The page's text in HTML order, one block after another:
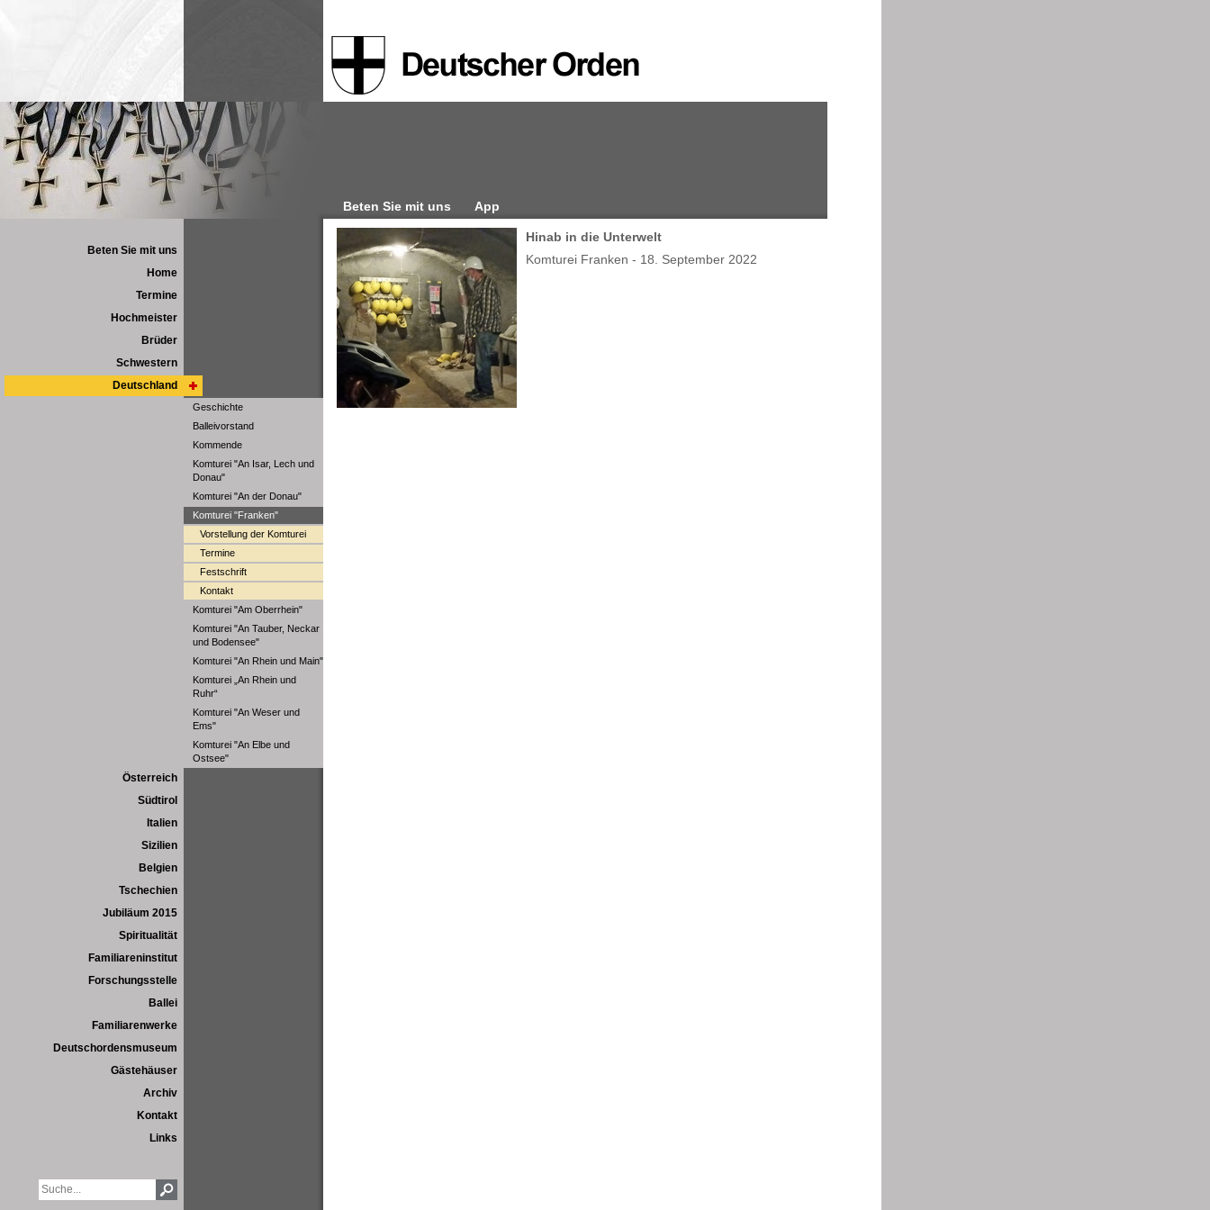
Beten Sie mit uns App
Beten Sie mit uns
Home
Termine
Hochmeister
Brüder
Schwestern
Deutschland
Geschichte
Balleivorstand
Kommende
Komturei "An Isar, Lech und
Donau"
Komturei "An der Donau"
Komturei "Franken"
Vorstellung der Komturei
Termine
Festschrift
Kontakt
Komturei "Am Oberrhein"
Komturei "An Tauber, Neckar
und Bodensee"
Komturei "An Rhein und Main"
Komturei „An Rhein und
Ruhr“
Komturei "An Weser und
Ems"
Komturei "An Elbe und
Ostsee"
Österreich
Südtirol
Italien
Sizilien
Belgien
Tschechien
Jubiläum 2015
Spiritualität
Familiareninstitut
Forschungsstelle
Ballei
Familiarenwerke
Deutschordensmuseum
Gästehäuser
Archiv
Kontakt
Links
Hinab in die Unterwelt
Komturei Franken - 18. September 2022